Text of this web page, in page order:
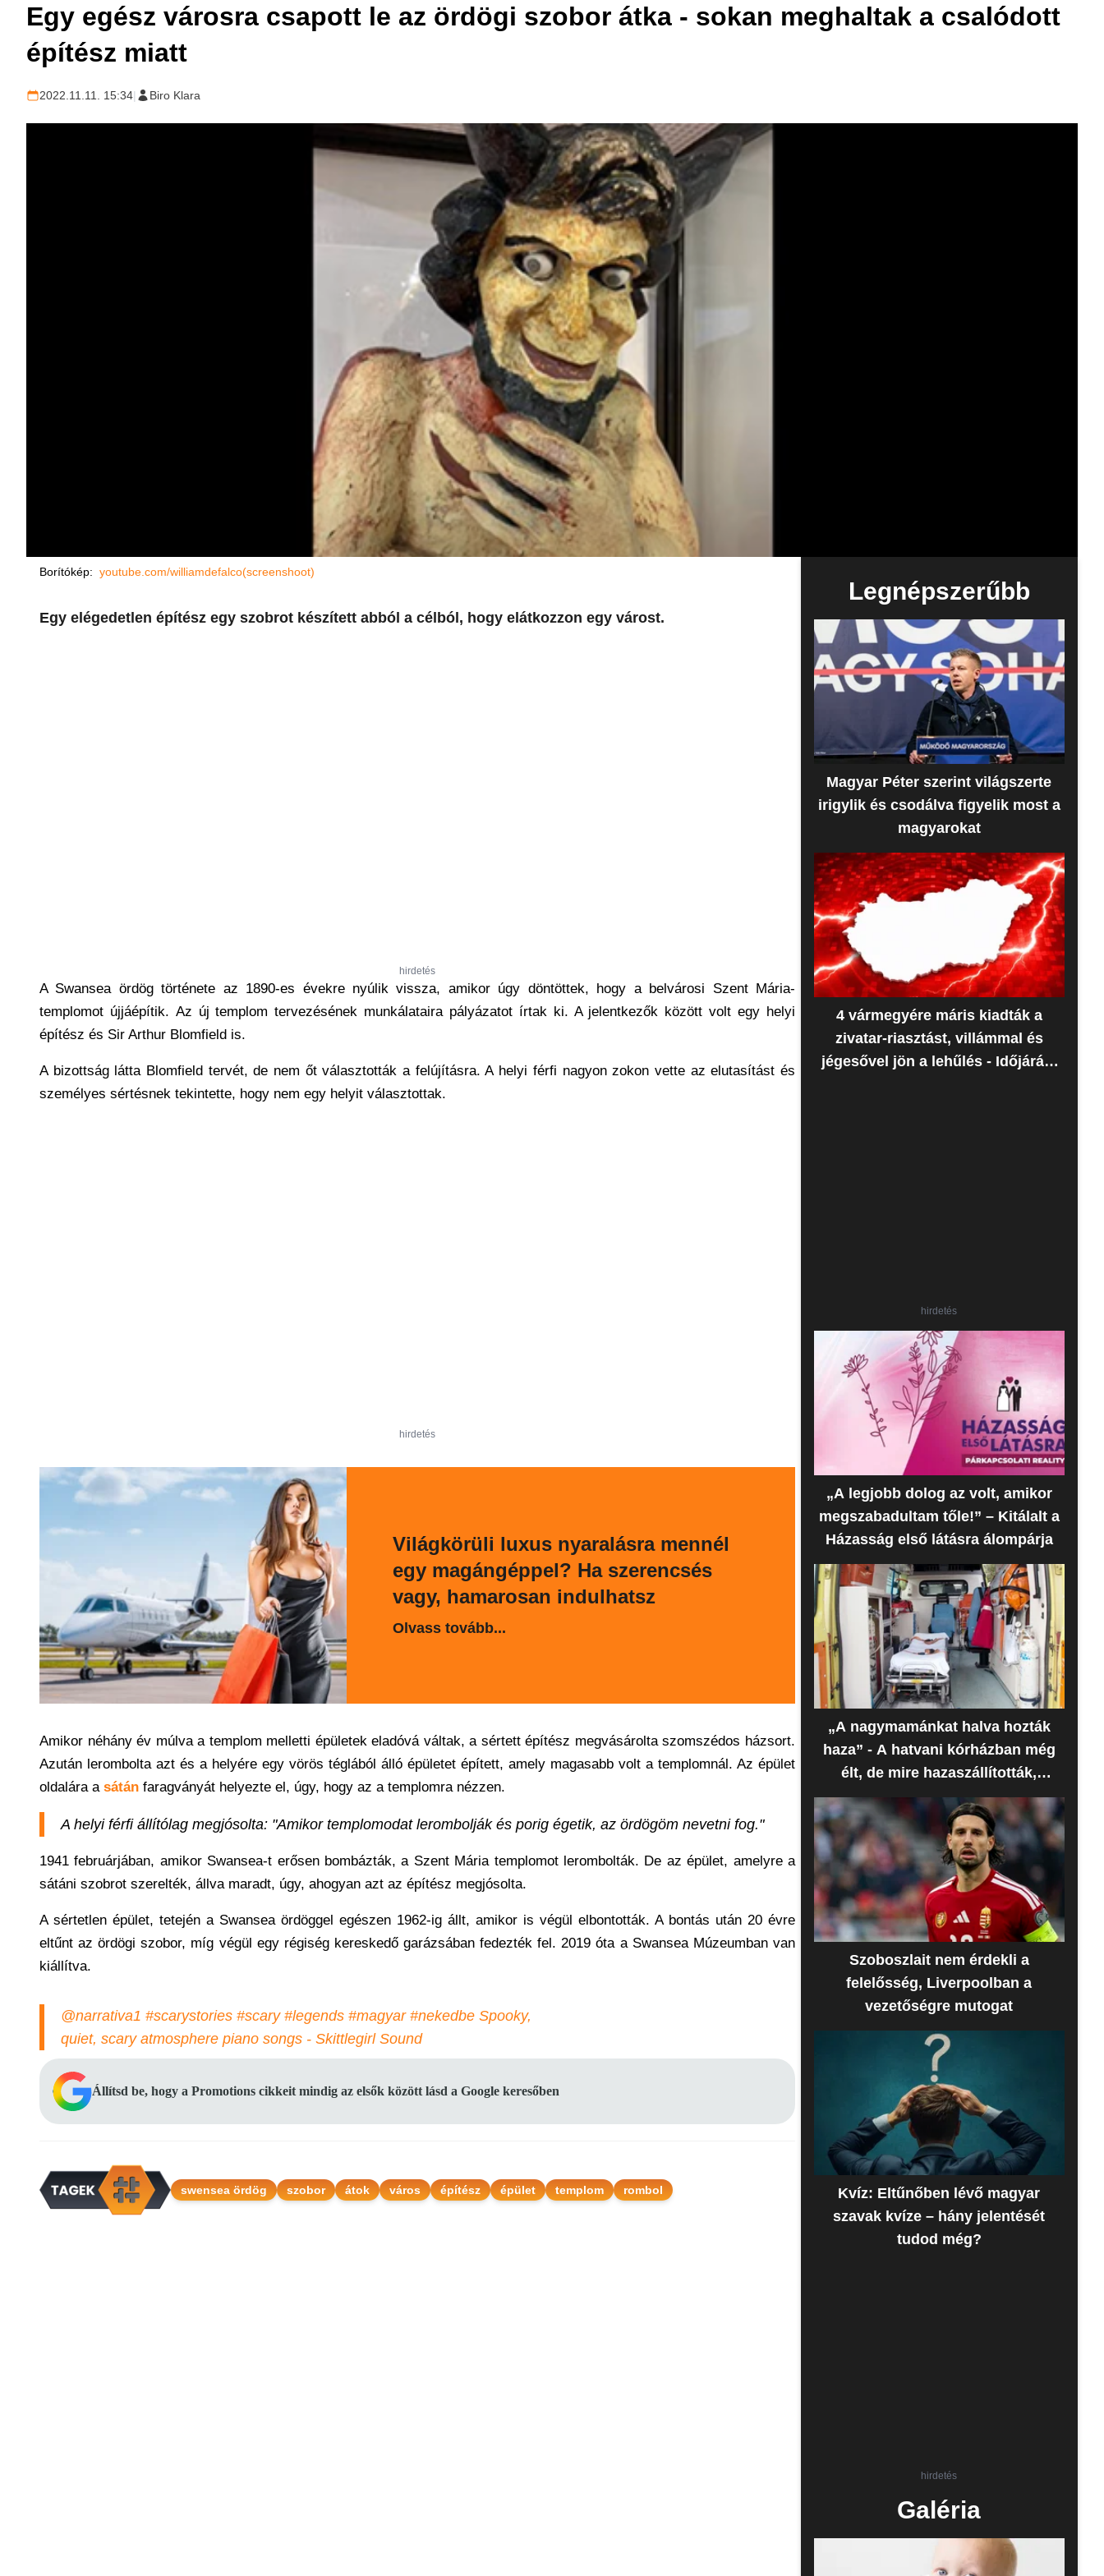
Egy egész városra csapott le az ördögi szobor átka - sokan meghaltak a csalódott
építész miatt
2022.11.11. 15:34| Biro Klara
Borítókép: youtube.com/williamdefalco(screenshoot)
Egy elégedetlen építész egy szobrot készített abból a célból, hogy elátkozzon egy várost.
hirdetés
A Swansea ördög története az 1890-es évekre nyúlik vissza, amikor úgy döntöttek, hogy a belvárosi Szent Mária-
templomot újjáépítik. Az új templom tervezésének munkálataira pályázatot írtak ki. A jelentkezők között volt egy helyi
építész és Sir Arthur Blomfield is.
A bizottság látta Blomfield tervét, de nem őt választották a felújításra. A helyi férfi nagyon zokon vette az elutasítást és
személyes sértésnek tekintette, hogy nem egy helyit választottak.
hirdetés
Világkörüli luxus nyaralásra mennél
egy magángéppel? Ha szerencsés
vagy, hamarosan indulhatsz
Olvass tovább...
Amikor néhány év múlva a templom melletti épületek eladóvá váltak, a sértett építész megvásárolta szomszédos házsort.
Azután lerombolta azt és a helyére egy vörös téglából álló épületet épített, amely magasabb volt a templomnál. Az épület
oldalára a sátán faragványát helyezte el, úgy, hogy az a templomra nézzen.
A helyi férfi állítólag megjósolta: "Amikor templomodat lerombolják és porig égetik, az ördögöm nevetni fog."
1941 februárjában, amikor Swansea-t erősen bombázták, a Szent Mária templomot lerombolták. De az épület, amelyre a
sátáni szobrot szerelték, állva maradt, úgy, ahogyan azt az építész megjósolta.
A sértetlen épület, tetején a Swansea ördöggel egészen 1962-ig állt, amikor is végül elbontották. A bontás után 20 évre
eltűnt az ördögi szobor, míg végül egy régiség kereskedő garázsában fedezték fel. 2019 óta a Swansea Múzeumban van
kiállítva.
@narrativa1 #scarystories #scary #legends #magyar #nekedbe Spooky,
quiet, scary atmosphere piano songs - Skittlegirl Sound
Állítsd be, hogy a Promotions cikkeit mindig az elsők között lásd a Google keresőben
swensea ördög szobor átok város építész épület templom rombol
Legnépszerűbb
Magyar Péter szerint világszerte
irigylik és csodálva figyelik most a
magyarokat
4 vármegyére máris kiadták a
zivatar-riasztást, villámmal és
jégesővel jön a lehűlés - Időjárás-
hirdetés
„A legjobb dolog az volt, amikor
megszabadultam tőle!” – Kitálalt a
Házasság első látásra álompárja
„A nagymamánkat halva hozták
haza” - A hatvani kórházban még
élt, de mire hazaszállították,
meghalt az idős nő
Szoboszlait nem érdekli a
felelősség, Liverpoolban a
vezetőségre mutogat
Kvíz: Eltűnőben lévő magyar
szavak kvíze – hány jelentését
tudod még?
hirdetés
Galéria